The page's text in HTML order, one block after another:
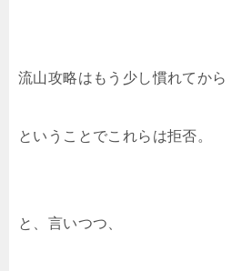
流山攻略はもう少し慣れてから
ということでこれらは拒否。
と、言いつつ、